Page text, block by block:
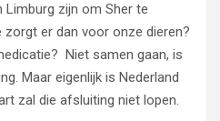
Limburg zijn om Sher te
er dan voor onze dieren?
Niet samen gaan, is
Maar eigenlijk is Nederland
zal die afsluiting niet lopen.